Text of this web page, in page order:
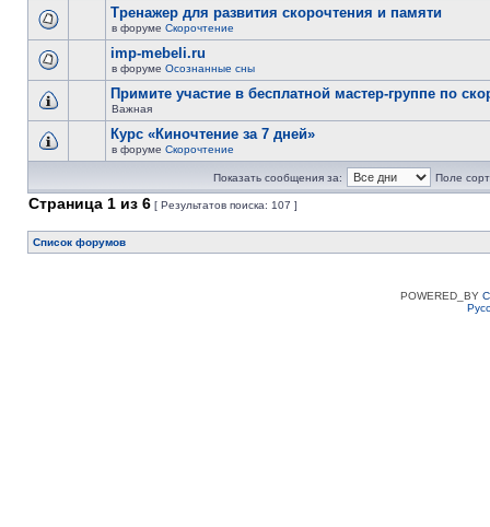
Тренажер для развития скорочтения и памяти
в форуме Скорочтение
imp-mebeli.ru
в форуме Осознанные сны
Примите участие в бесплатной мастер-группе по
Важная
Курс «Киночтение за 7 дней»
в форуме Скорочтение
Показать сообщения за: Поле
Страница 1 из 6 [ Результатов поиска: 107 ]
Список форумов
POWERED_BY